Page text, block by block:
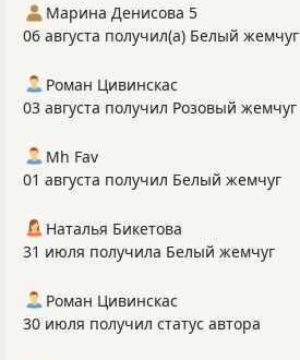
Марина Денисова 5
06 августа получил(а) Белый жемчуг
Роман Цивинскас
03 августа получил Розовый жемчуг
Mh Fav
01 августа получил Белый жемчуг
Наталья Бикетова
31 июля получила Белый жемчуг
Роман Цивинскас
30 июля получил статус автора